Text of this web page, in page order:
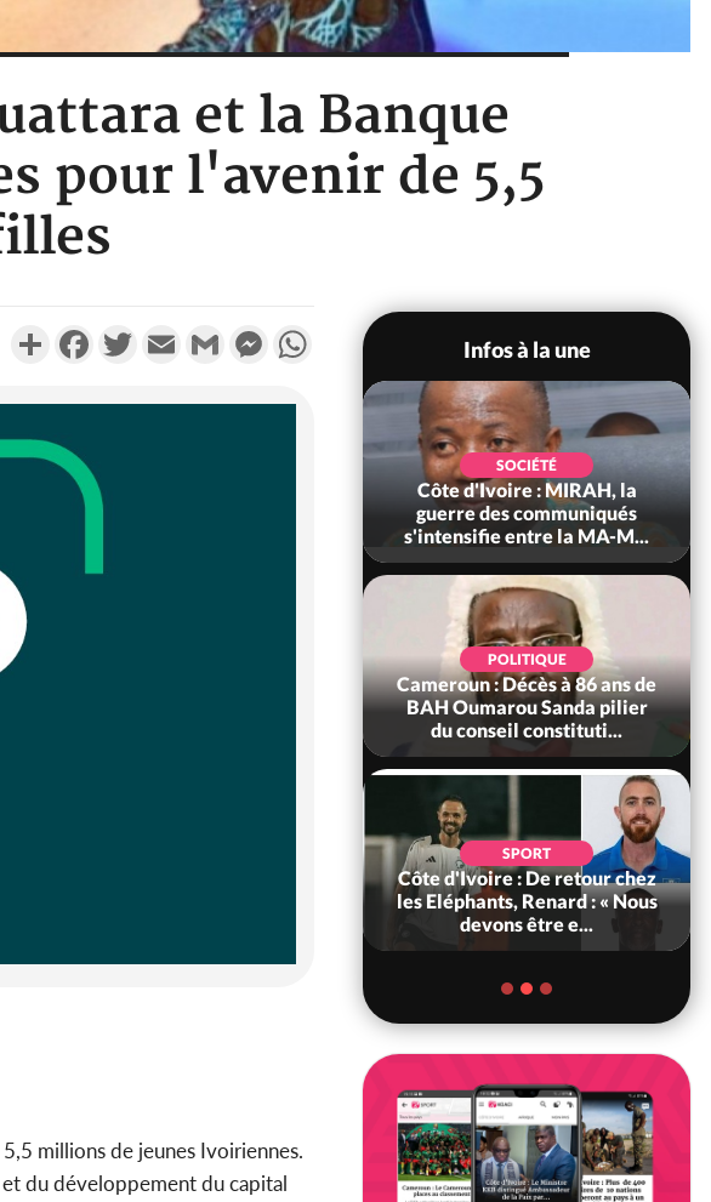
et la Banque
pour l'avenir de 5,5
PartagerFacebookTwitterEmail Gmail MessengerWhatsApp
millions de jeunes Ivoiriennes.
et du développement du capital
Infos à la une
Côte d'Ivoire : Man, deux
personnes périssent dans un
SOCIÉTÉ
Côte d'Ivoire : MIRAH, la
guerre des communiqués
s'intensifie entre la MA-M...
POLITIQUE
Cameroun : Décès à 86 ans de
BAH Oumarou Sanda pilier
du conseil constituti...
SPORT
Côte d'Ivoire : De retour chez
les Eléphants, Renard : « Nous
devons être e...